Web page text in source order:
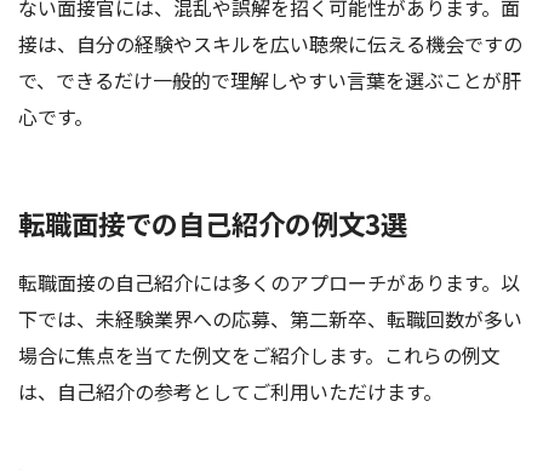
ない面接官には、混乱や誤解を招く可能性があります。面
接は、自分の経験やスキルを広い聴衆に伝える機会ですの
で、できるだけ一般的で理解しやすい言葉を選ぶことが肝
心です。
転職面接での自己紹介の例文3選
転職面接の自己紹介には多くのアプローチがあります。以
下では、未経験業界への応募、第二新卒、転職回数が多い
場合に焦点を当てた例文をご紹介します。これらの例文
は、自己紹介の参考としてご利用いただけます。